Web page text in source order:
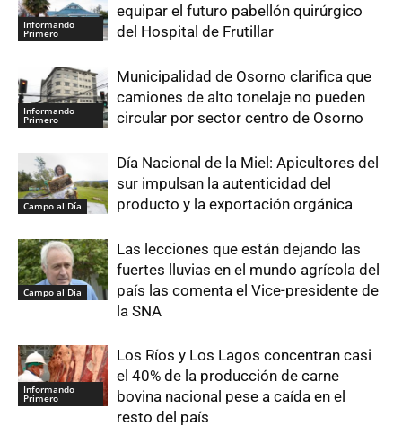
Informando
Primero
equipar el futuro pabellón quirúrgico
del Hospital de Frutillar
Informando
Primero
Municipalidad de Osorno clarifica que
camiones de alto tonelaje no pueden
circular por sector centro de Osorno
Campo al Día
Día Nacional de la Miel: Apicultores del
sur impulsan la autenticidad del
producto y la exportación orgánica
Campo al Día
Las lecciones que están dejando las
fuertes lluvias en el mundo agrícola del
país las comenta el Vice-presidente de
la SNA
Informando
Primero
Los Ríos y Los Lagos concentran casi
el 40% de la producción de carne
bovina nacional pese a caída en el
resto del país